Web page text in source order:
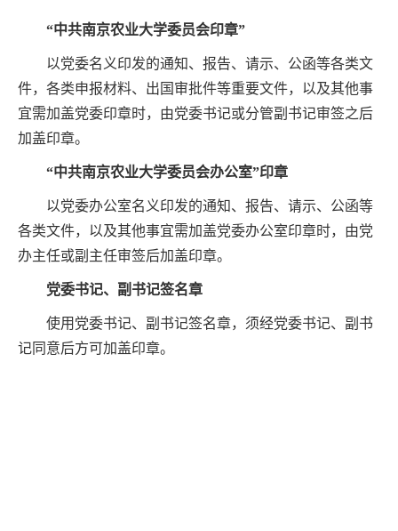
“中共南京农业大学委员会印章”
以党委名义印发的通知、报告、请示、公函等各类文
件，各类申报材料、出国审批件等重要文件，以及其他事
宜需加盖党委印章时，由党委书记或分管副书记审签之后
加盖印章。
“中共南京农业大学委员会办公室”印章
以党委办公室名义印发的通知、报告、请示、公函等
各类文件，以及其他事宜需加盖党委办公室印章时，由党
办主任或副主任审签后加盖印章。
党委书记、副书记签名章
使用党委书记、副书记签名章，须经党委书记、副书
记同意后方可加盖印章。